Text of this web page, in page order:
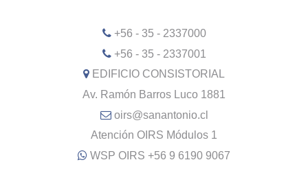
+56 - 35 - 2337000
+56 - 35 - 2337001
EDIFICIO CONSISTORIAL
Av. Ramón Barros Luco 1881
oirs@sanantonio.cl
Atención OIRS Módulos 1
WSP OIRS +56 9 6190 9067